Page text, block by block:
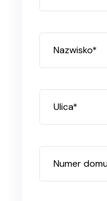
Nazwisko*
Ulica*
Numer